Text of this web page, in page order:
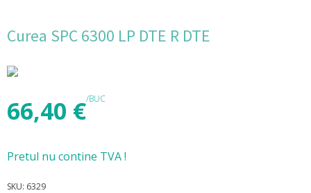
Curea SPC 6300 LP DTE R DTE
66,40 €/BUC
Pretul nu contine TVA !
SKU: 6329